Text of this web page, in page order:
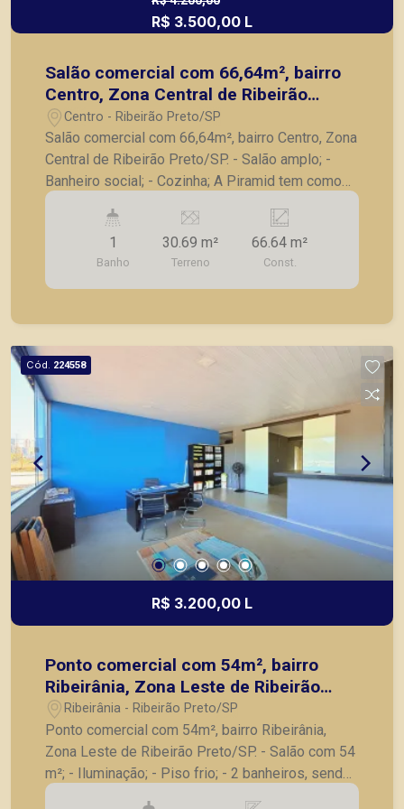
R$ 3.500,00 L
Salão comercial com 66,64m², bairro
Centro, Zona Central de Ribeirão
Preto/SP.
Centro - Ribeirão Preto/SP
Salão comercial com 66,64m², bairro Centro, Zona
Central de Ribeirão Preto/SP. - Salão amplo; -
Banheiro social; - Cozinha; A Piramid tem como
objetivo atender seus clientes com agilidade e
segurança, em locação, vendas de imóveis
prontos, usados ou mesmo nos principais
lançamentos da cidade de Ribeirão Preto.
1
Banho
30.69 m²
Terreno
66.64 m²
Const.
Cód. 224558
R$ 3.200,00 L
Ponto comercial com 54m², bairro
Ribeirânia, Zona Leste de Ribeirão
Preto/SP.
Ribeirânia - Ribeirão Preto/SP
Ponto comercial com 54m², bairro Ribeirânia,
Zona Leste de Ribeirão Preto/SP. - Salão com 54
m²; - Iluminação; - Piso frio; - 2 banheiros, sendo
1 feminino e 1 masculino, de uso comum; -